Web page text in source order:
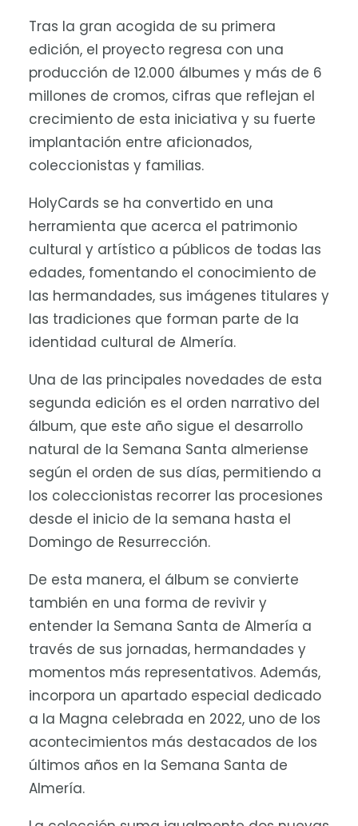
Tras la gran acogida de su primera
edición, el proyecto regresa con una
producción de 12.000 álbumes y más de 6
millones de cromos, cifras que reflejan el
crecimiento de esta iniciativa y su fuerte
implantación entre aficionados,
coleccionistas y familias.
HolyCards se ha convertido en una
herramienta que acerca el patrimonio
cultural y artístico a públicos de todas las
edades, fomentando el conocimiento de
las hermandades, sus imágenes titulares y
las tradiciones que forman parte de la
identidad cultural de Almería.
Una de las principales novedades de esta
segunda edición es el orden narrativo del
álbum, que este año sigue el desarrollo
natural de la Semana Santa almeriense
según el orden de sus días, permitiendo a
los coleccionistas recorrer las procesiones
desde el inicio de la semana hasta el
Domingo de Resurrección.
De esta manera, el álbum se convierte
también en una forma de revivir y
entender la Semana Santa de Almería a
través de sus jornadas, hermandades y
momentos más representativos. Además,
incorpora un apartado especial dedicado
a la Magna celebrada en 2022, uno de los
acontecimientos más destacados de los
últimos años en la Semana Santa de
Almería.